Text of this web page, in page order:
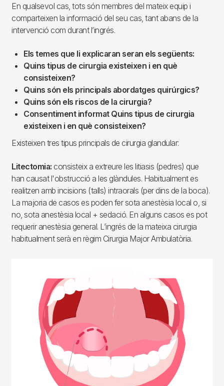
En qualsevol cas, tots són membres del mateix equip i
comparteixen la informació del seu cas, tant abans de la
intervenció com durant l’ingrés.
Els temes que li explicaran seran els següents:
Quins tipus de cirurgia existeixen i en què
consisteixen?
Quins són els principals abordatges quirúrgics?
Quins són els riscos de la cirurgia?
Consentiment informat Quins tipus de cirurgia
existeixen i en què consisteixen?
Existeixen tres tipus principals de cirurgia glandular:
Litectomia: consisteix a extreure les litiasis (pedres) que
han causat l'obstrucció a les glàndules. Habitualment es
realitzen amb incisions (talls) intraorals (per dins de la boca).
La majoria de casos es poden fer sota anestèsia local o, si
no, sota anestèsia local + sedació. En alguns casos es pot
requerir anestèsia general. L’ingrés de la mateixa cirurgia
habitualment serà en règim Cirurgia Major Ambulatòria.